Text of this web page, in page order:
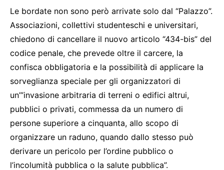
Le bordate non sono però arrivate solo dal “Palazzo”.
Associazioni, collettivi studenteschi e universitari,
chiedono di cancellare il nuovo articolo “434-bis” del
codice penale, che prevede oltre il carcere, la
confisca obbligatoria e la possibilità di applicare la
sorveglianza speciale per gli organizzatori di
un’”invasione arbitraria di terreni o edifici altrui,
pubblici o privati, commessa da un numero di
persone superiore a cinquanta, allo scopo di
organizzare un raduno, quando dallo stesso può
derivare un pericolo per l’ordine pubblico o
l’incolumità pubblica o la salute pubblica”.